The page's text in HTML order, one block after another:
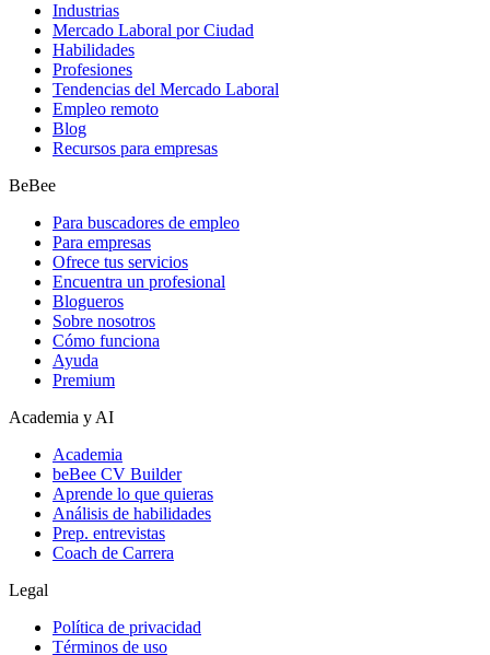
Industrias
Mercado Laboral por Ciudad
Habilidades
Profesiones
Tendencias del Mercado Laboral
Empleo remoto
Blog
Recursos para empresas
BeBee
Para buscadores de empleo
Para empresas
Ofrece tus servicios
Encuentra un profesional
Blogueros
Sobre nosotros
Cómo funciona
Ayuda
Premium
Academia y AI
Academia
beBee CV Builder
Aprende lo que quieras
Análisis de habilidades
Prep. entrevistas
Coach de Carrera
Legal
Política de privacidad
Términos de uso